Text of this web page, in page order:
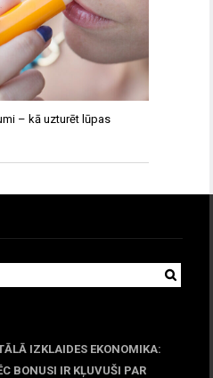
– kā uzturēt lūpas
IZKLAIDES EKONOMIKA:
BONUSI IR KĻUVUŠI PAR